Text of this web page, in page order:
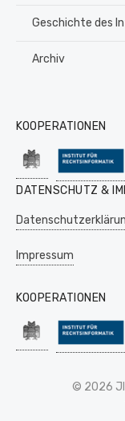
Geschichte des
Archiv
KOOPERATIONEN
DATENSCHUTZ &
Impressum
KOOPERATIONEN
© 2026